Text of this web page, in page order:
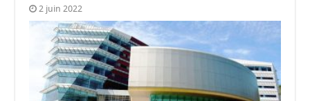
2 juin 2022